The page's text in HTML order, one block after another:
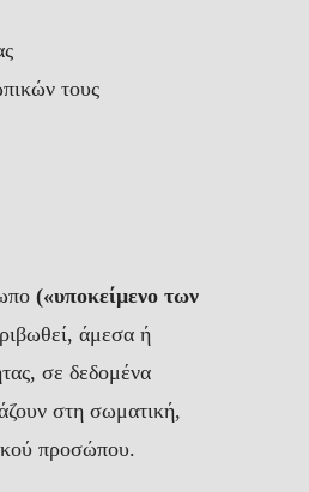
τους
(«υποκείμενο των
άμεσα ή
σε δεδομένα
στη σωματική,
προσώπου.